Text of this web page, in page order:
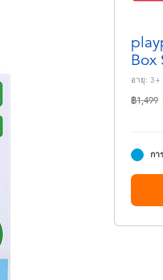
Box
อายุ: 3+
ลดราค
฿1,499
กา